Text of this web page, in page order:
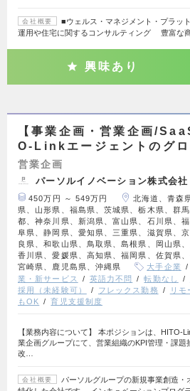
会社概要
■ウェルス・マネジメント・プラッ
運用や住宅に関するコンサルティング 豊富な
興味あり
【事業企画・営業企画/
O-Linkエージェントのグロ
営業企画
パーソルイノベーション株式会社
450万円 ～ 549万円
北海道、青森
県、山形県、福島県、茨城県、栃木県、群
都、神奈川県、新潟県、富山県、石川県、
阜県、静岡県、愛知県、三重県、滋賀県、
良県、和歌山県、鳥取県、島根県、岡山県
香川県、愛媛県、高知県、福岡県、佐賀県
宮崎県、鹿児島県、沖縄県
大手企業
業・新サービス
英語力不問 転勤なし
採用（未経験可）
フレックス勤務 リモ
もOK
育児支援制度
【業務内容について】 本ポジションは、HITO-
業企画グループにて、営業組織のKPI管理・課題
改…
会社概要
パーソルグループの新規事業創造